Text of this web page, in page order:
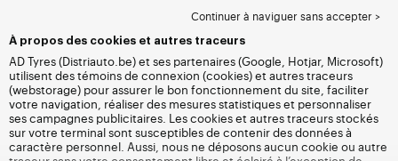
Continuer à naviguer sans accepter >
À propos des cookies et autres traceurs
AD Tyres (Distriauto.be) et ses partenaires (Google, Hotjar, Microsoft)
utilisent des témoins de connexion (cookies) et autres traceurs
(webstorage) pour assurer le bon fonctionnement du site, faciliter
votre navigation, réaliser des mesures statistiques et personnaliser
ses campagnes publicitaires. Les cookies et autres traceurs stockés
sur votre terminal sont susceptibles de contenir des données à
caractère personnel. Aussi, nous ne déposons aucun cookie ou autre